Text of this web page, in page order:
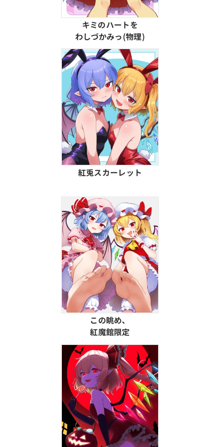
キミのハートを
わしづかみっ(物理)
紅兎スカーレット
この眺め、
紅魔館限定